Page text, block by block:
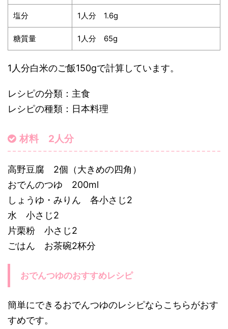
塩分 1人分 1.6g
糖質量 1人分 65g
1人分白米のご飯150gで計算しています。
レシピの分類：主食
レシピの種類：日本料理
材料 2人分
高野豆腐 2個（大きめの四角）
おでんのつゆ 200ml
しょうゆ・みりん 各小さじ2
水 小さじ2
片栗粉 小さじ2
ごはん お茶碗2杯分
おでんつゆのおすすめレシピ
簡単にできるおでんつゆのレシピならこちらがおす
すめです。